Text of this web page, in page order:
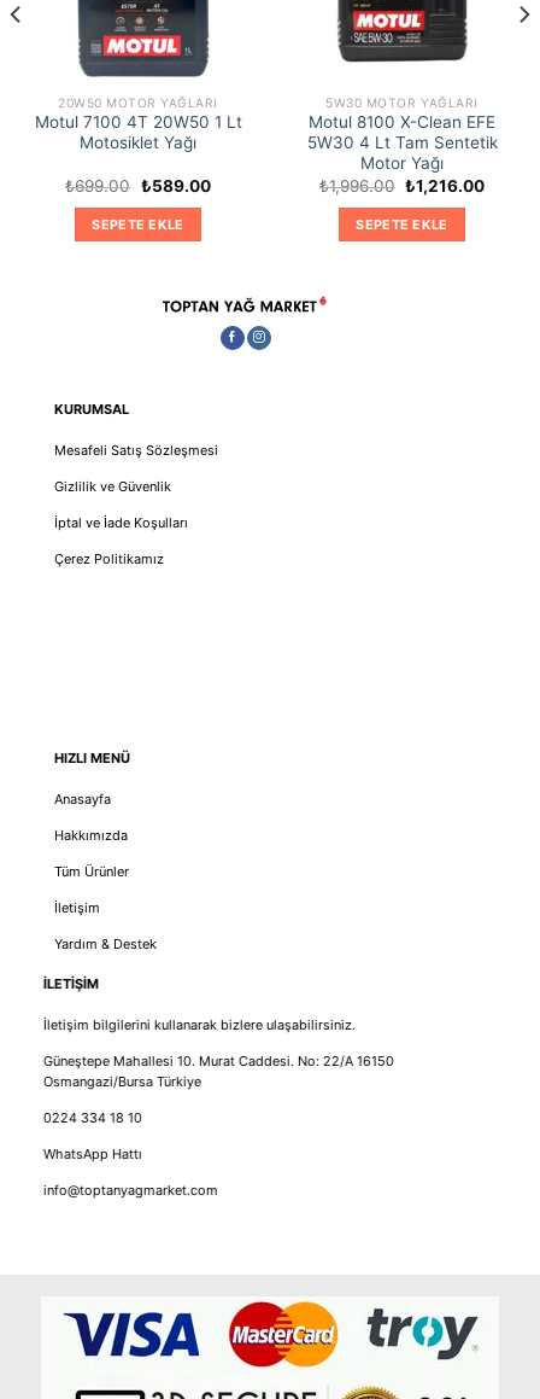
20W50 MOTOR YAĞLARI
Motul 7100 4T 20W50 1 Lt
Motosiklet Yağı
₺699.00 Orijinal
₺699.00.
₺589.00Şu
SEPETE EKLE
5W30 MOTOR YAĞLARI
Motul 8100 X-Clean EFE
5W30 4 Lt Tam Sentetik
Motor Yağı
₺1,996.00 Orijinal
fiyat:
₺1,996.00.
₺1,216.00Şu
SEPETE EKLE
KURUMSAL
Mesafeli Satış Sözleşmesi
Gizlilik ve Güvenlik
İptal ve İade Koşulları
Çerez Politikamız
HIZLI MENÜ
Anasayfa
Hakkımızda
Tüm Ürünler
İletişim
Yardım & Destek
İLETİŞİM
İletişim bilgilerini kullanarak bizlere ulaşabilirsiniz.
Güneştepe Mahallesi 10. Murat Caddesi. No: 22/A 16150
Osmangazi/Bursa Türkiye
0224 334 18 10
WhatsApp Hattı
info@toptanyagmarket.com